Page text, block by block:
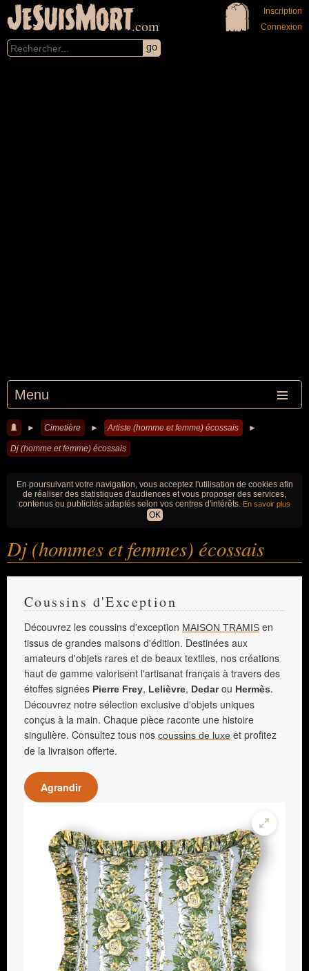
JeSuisMort.com
Menu
Inscription
Connexion
► Cimetière ► Artiste (homme et femme) écossais ►
Dj (homme et femme) écossais
En poursuivant votre navigation, vous acceptez l'utilisation de cookies afin
de réaliser des statistiques d'audiences et vous proposer des services,
contenus ou publicités adaptés selon vos centres d'intérêts. En savoir plus
OK
Dj (hommes et femmes) écossais
Coussins d'Exception
Découvrez les coussins d'exception MAISON TRAMIS en
tissus de grandes maisons d'édition. Destinées aux
amateurs d'objets rares et de beaux textiles, nos créations
haut de gamme valorisent l'artisanat français à travers des
étoffes signées Pierre Frey, Lelièvre, Dedarou Hermès.
Découvrez notre sélection exclusive d'objets uniques
conçus à la main. Chaque pièce raconte une histoire
singulière. Consultez tous nos coussins de luxe et profitez
de la livraison offerte.
Agrandir